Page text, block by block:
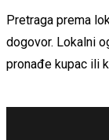
Pretraga prema
dogovor. Lokalni
pronađe kupac ili